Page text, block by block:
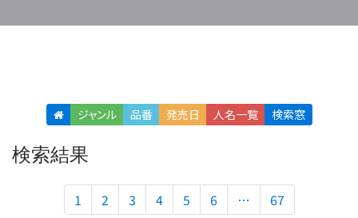
ジャンル 品番 発売日 人名一覧 検索窓
検索結果
1 2 3 4 5 6 … 67